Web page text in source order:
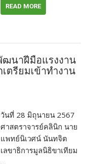
READ MORE
ฒนาฝีมือแรงงาน
ตรียมเข้าทำงาน
วันที่ 28 มิถุนายน 2567
ศาสตราจารย์คลินิก นาย
แพทย์นิเวศน์ นันทจิต
เลขาธิการมูลนิธิขาเทียม
…